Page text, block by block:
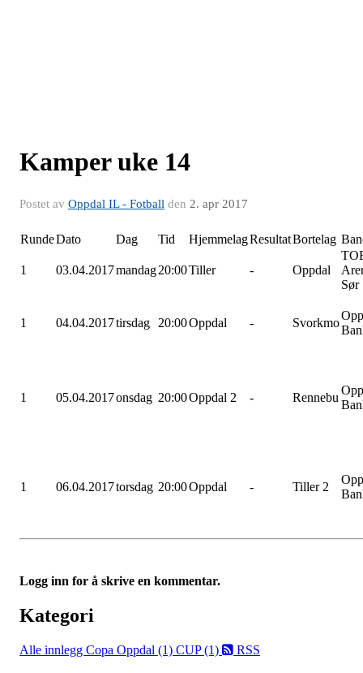
Kamper uke 14
Postet av Oppdal IL - Fotball den 2. apr 2017
RundeDato Dag Tid HjemmelagResultatBortelag
1 03.04.2017mandag20:00Tiller - Oppdal
Sør
1 04.04.2017tirsdag 20:00Oppdal - Svorkmo
1 05.04.2017onsdag 20:00Oppdal 2 - Rennebu
1 06.04.2017torsdag 20:00Oppdal - Tiller 2
Logg inn for å skrive en kommentar.
Kategori
Alle innlegg Copa Oppdal (1) CUP (1) RSS